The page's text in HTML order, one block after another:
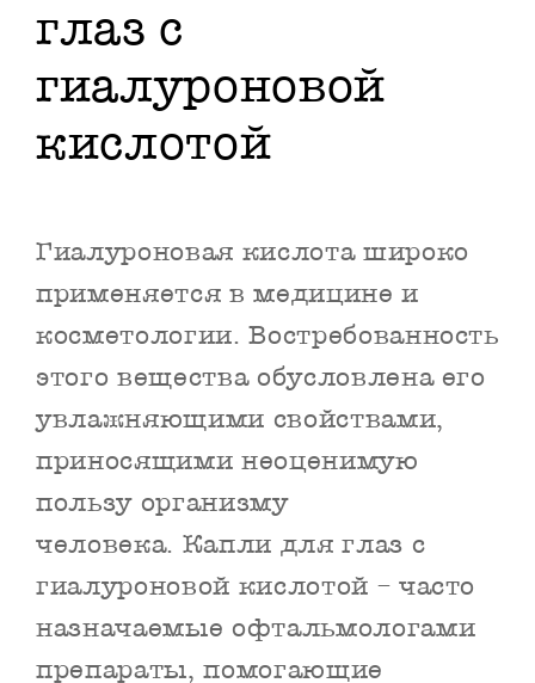
глаз с
гиалуроновой
кислотой
Гиалуроновая кислота широко
применяется в медицине и
косметологии. Востребованность
этого вещества обусловлена его
увлажняющими свойствами,
приносящими неоценимую
пользу организму
человека. Капли для глаз с
гиалуроновой кислотой – часто
назначаемые офтальмологами
препараты, помогающие